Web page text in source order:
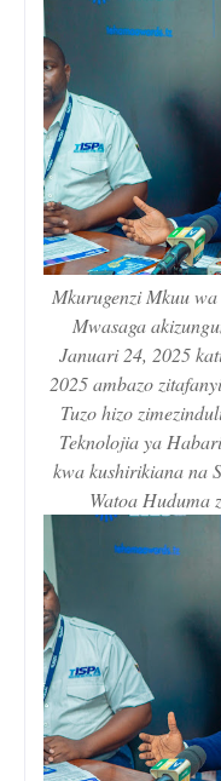
Mkurugenzi Mkuu
Mwasaga
Januari 24, 2025
2025 ambazo
Tuzo hizo
Teknolojia ya
kwa kushirikiana na
Watoa Huduma